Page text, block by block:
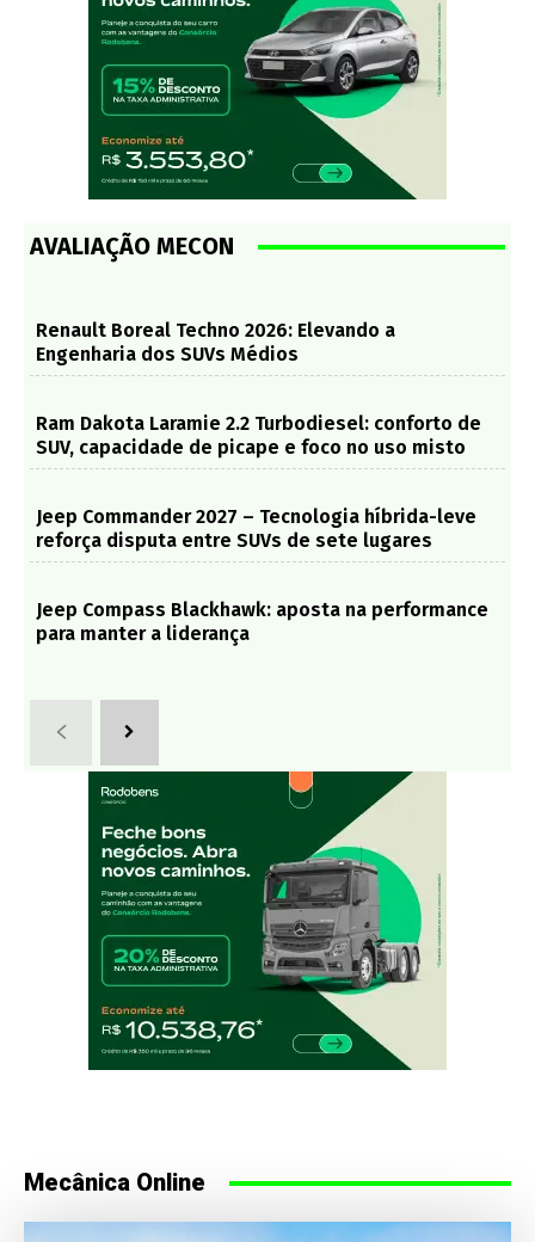
AVALIAÇÃO MECON
Renault Boreal Techno 2026: Elevando a
Engenharia dos SUVs Médios
Ram Dakota Laramie 2.2 Turbodiesel: conforto de
SUV, capacidade de picape e foco no uso misto
Jeep Commander 2027 – Tecnologia híbrida-leve
reforça disputa entre SUVs de sete lugares
Jeep Compass Blackhawk: aposta na performance
para manter a liderança
Mecânica Online